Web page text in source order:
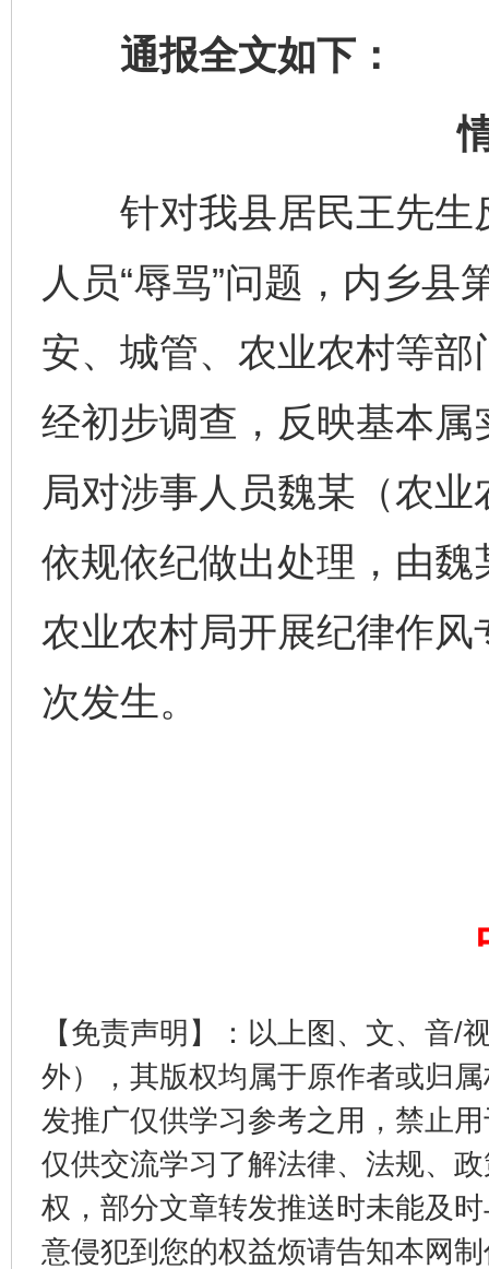
通报全文如下：
针对我县居民王先生
人员“辱骂”问题，内乡
安、城管、农业农村等
经初步调查，反映基本
局对涉事人员魏某（农
依规依纪做出处理，由
农业农村局开展纪律作
次发生。
【免责声明】：以上图、文、音/
外），其版权均属于原作者或归
发推广仅供学习参考之用，禁止
仅供交流学习了解法律、法规、
权，部分文章转发推送时未能及
意侵犯到您的权益烦请告知本网